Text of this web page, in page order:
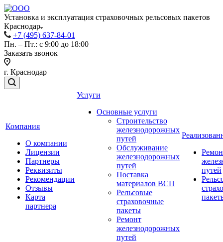
Установка и эксплуатация страховочных рельсовых пакетов
Краснодар
+7 (495) 637-84-01
Пн. – Пт.: с 9:00 до 18:00
Заказать звонок
г. Краснодар
Компания
О компании
Лицензии
Партнеры
Реквизиты
Рекомендации
Отзывы
Карта
партнера
Услуги
Основные услуги
Строительство
железнодорожных
путей
Обслуживание
железнодорожных
путей
Поставка
материалов ВСП
Рельсовые
страховочные
пакеты
Ремонт
железнодорожных
путей
путей